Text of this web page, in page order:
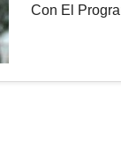
Con El